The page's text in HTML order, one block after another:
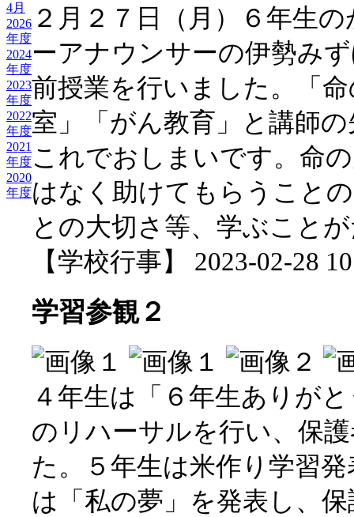
4月
2026
年度
2024
年度
2023
年度
2022
年度
2021
年度
2020
年度
２月２７日（月）６年生
ーアナウンサーの伊勢み
前授業を行いました。「
室」「がん教育」と講師
これでおしまいです。命
はなく助けてもらうこと
との大切さ等、学ぶこと
【学校行事】 2023-02-28
学習参観２
４年生は「６年生ありが
のリハーサルを行い、保
た。５年生は米作り学習
は「私の夢」を発表し、